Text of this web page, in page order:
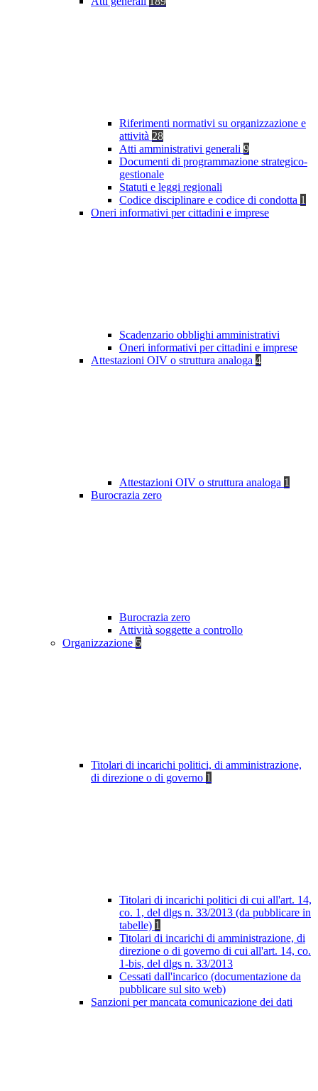
Riferimenti normativi su organizzazione e
attività 28
Atti amministrativi generali 9
Documenti di programmazione strategico-
gestionale
Statuti e leggi regionali
Codice disciplinare e codice di condotta 1
Oneri informativi per cittadini e imprese
Scadenzario obblighi amministrativi
Oneri informativi per cittadini e imprese
Attestazioni OIV o struttura analoga 4
Attestazioni OIV o struttura analoga 1
Burocrazia zero
Burocrazia zero
Attività soggette a controllo
Organizzazione 5
Titolari di incarichi politici, di amministrazione,
di direzione o di governo 1
Titolari di incarichi politici di cui all'art. 14,
co. 1, del dlgs n. 33/2013 (da pubblicare in
tabelle) 1
Titolari di incarichi di amministrazione, di
direzione o di governo di cui all'art. 14, co.
1-bis, del dlgs n. 33/2013
Cessati dall'incarico (documentazione da
pubblicare sul sito web)
Sanzioni per mancata comunicazione dei dati